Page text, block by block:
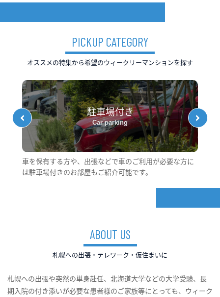
PICKUP CATEGORY
オススメの特集から希望のウィークリーマンションを探す
駐車場付き
Car parking
車を保有する方や、出張などで車のご利用が必要な方に
は駐車場付きのお部屋もご紹介可能です。
ABOUT US
札幌への出張・テレワーク・仮住まいに
札幌への出張や突然の単身赴任、北海道大学などの大学受験、長
期入院の付き添いが必要な患者様のご家族等にとっても、ウィーク